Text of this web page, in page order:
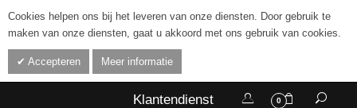
Cookies helpen ons bij het leveren van onze diensten. Door gebruik te
maken van onze diensten, gaat u akkoord met ons gebruik van cookies.
Accepteren Meer informatie
0
Klantendienst